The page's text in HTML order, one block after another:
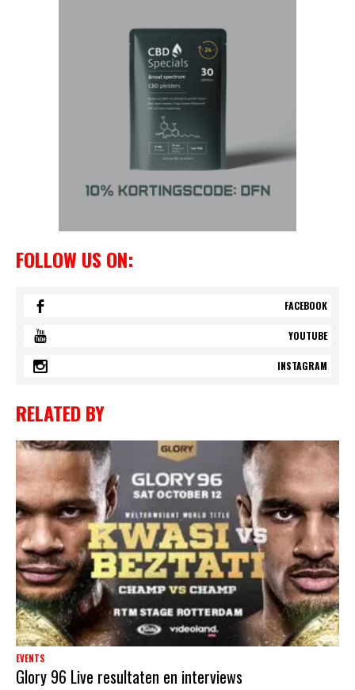
FOLLOW US ON:
FACEBOOK
YOUTUBE
INSTAGRAM
RELATED BY
EVENTS
Glory 96 Live resultaten en interviews